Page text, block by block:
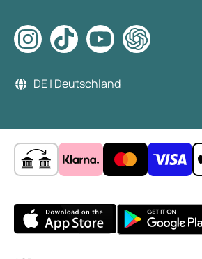
DE | Deutschland